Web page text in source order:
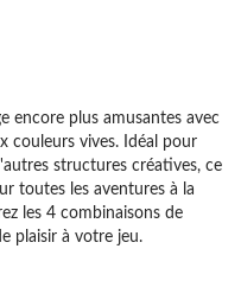
encore plus amusantes avec
couleurs vives. Idéal pour
structures créatives, ce
toutes les aventures à la
les 4 combinaisons de
plaisir à votre jeu.